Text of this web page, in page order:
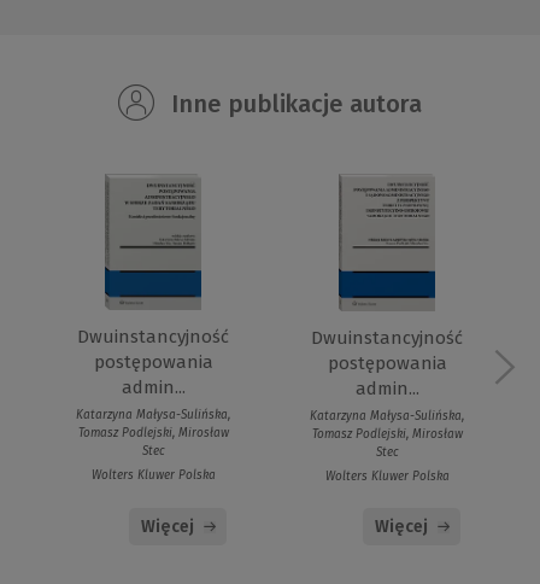
Inne publikacje autora
Dwuinstancyjność
postępowania
admin...
Katarzyna Małysa-Sulińska,
Tomasz Podlejski, Mirosław
Stec
Wolters Kluwer Polska
Więcej
Dwuinstancyjność
postępowania
admin...
Katarzyna Małysa-Sulińska,
Tomasz Podlejski, Mirosław
Stec
Wolters Kluwer Polska
Więcej